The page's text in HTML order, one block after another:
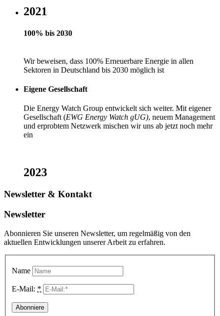
2021
100% bis 2030
Wir beweisen, dass 100% Erneuerbare Energie in allen
Sektoren in Deutschland bis 2030 möglich ist
Eigene Gesellschaft
Die Energy Watch Group entwickelt sich weiter. Mit eigener
Gesellschaft (EWG Energy Watch gUG), neuem Management
und erprobtem Netzwerk mischen wir uns ab jetzt noch mehr
ein
2023
Newsletter & Kontakt
Newsletter
Abonnieren Sie unseren Newsletter, um regelmäßig von den
aktuellen Entwicklungen unserer Arbeit zu erfahren.
Name
E-Mail: *